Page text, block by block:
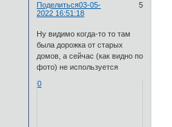
Поделиться 5
03-05-
2022 16:51:18
Ну видимо когда-то то там
была дорожка от старых
домов, а сейчас (как видно по
фото) не используется
0